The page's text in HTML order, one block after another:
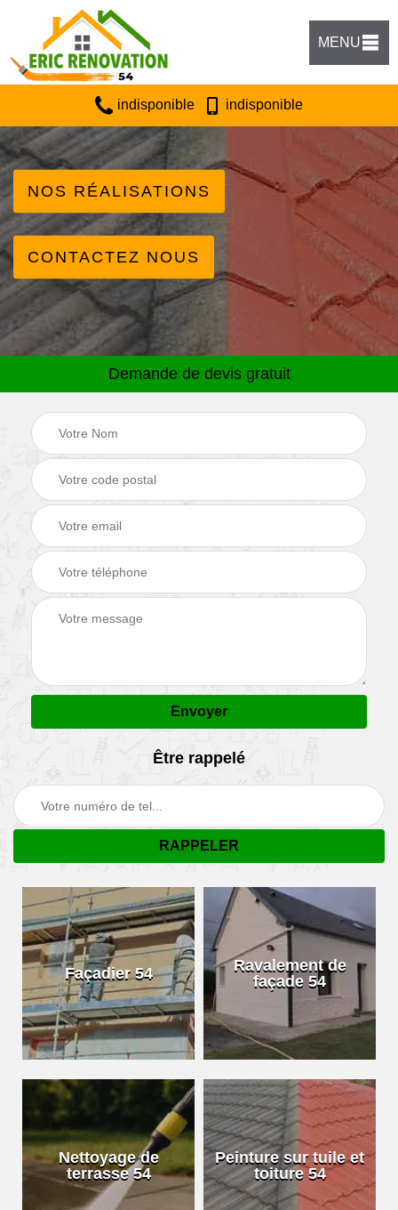
MENU
indisponible indisponible
NOS RÉALISATIONS
CONTACTEZ NOUS
Demande de devis gratuit
Être rappelé
Façadier 54
Ravalement de
façade 54
Nettoyage de
terrasse 54
Peinture sur tuile et
toiture 54